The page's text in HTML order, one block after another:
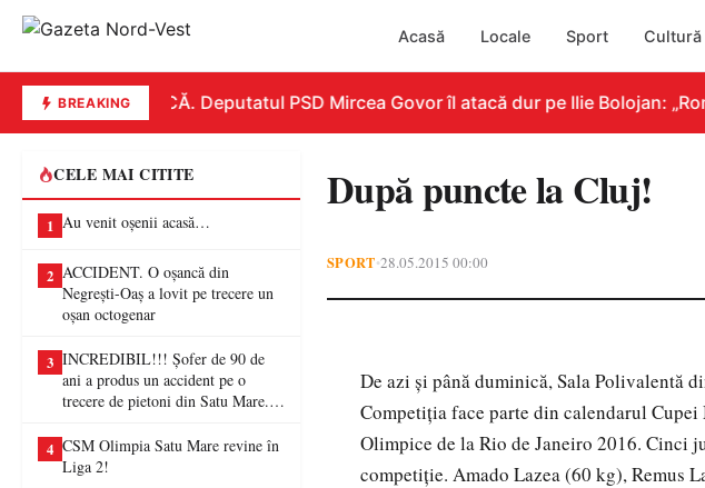
Acasă Locale Sport Cultură
BREAKINGREPLICĂ. Deputatul PSD Mircea Govor îl atacă dur pe Ilie Bolojan:
CELE MAI CITITE
1 Au venit oșenii acasă…
2 ACCIDENT. O oșancă din
Negrești-Oaș a lovit pe trecere un
oșan octogenar
3 INCREDIBIL!!! Șofer de 90 de
ani a produs un accident pe o
trecere de pietoni din Satu Mare. O
4 CSM Olimpia Satu Mare revine în
Liga 2!
După puncte la Cluj!
SPORT•28.05.2015 00:00
De azi şi până duminică, Sala Polivalentă
Competiţia face parte din calendarul
Olimpice de la Rio de Janeiro 2016. Cinci
competiţie. Amado Lazea (60 kg), Remus